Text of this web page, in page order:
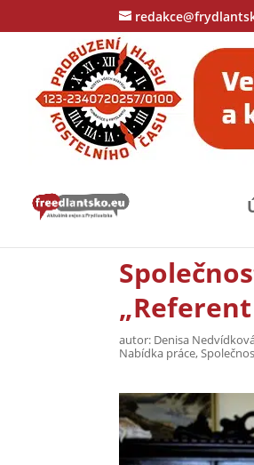
autor: Denisa
Nabídka práce,